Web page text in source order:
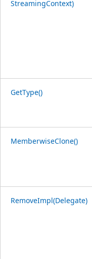
StreamingContext)
GetType()
MemberwiseClone()
RemoveImpl(Delegate)